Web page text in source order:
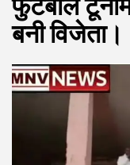
फुटबॉल
बनी विजेता।